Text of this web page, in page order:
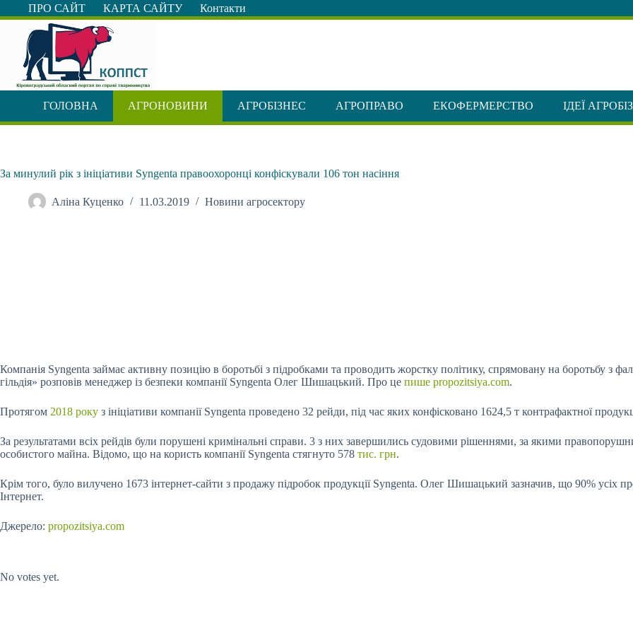
Перейти
до
ПРО САЙТ КАРТА САЙТУ Контакти
ГОЛОВНА АГРОНОВИНИ АГРОБІЗНЕС АГРОПРАВО ЕКОФЕРМЕРСТВО ІДЕЇ
За минулий рік з ініціативи Syngenta правоохоронці конфіскували 106 тон насіння
Аліна Куценко 11.03.2019 Новини агросектору
Компанія Syngenta займає активну позицію в боротьбі з підробками та проводить жорстку політику, спрямовану на боротьбу з
гільдія» розповів менеджер із безпеки компанії Syngenta Олег Шишацький. Про це пише propozitsiya.com.
Протягом 2018 року з ініціативи компанії Syngenta проведено 32 рейди, під час яких конфісковано 1624,5 т контрафактної
За результатами всіх рейдів були порушені кримінальні справи. 3 з них завершились судовими рішеннями, за якими
особистого майна. Відомо, що на користь компанії Syngenta стягнуто 578 тис. грн.
Крім того, було вилучено 1673 інтернет-сайти з продажу підробок продукції Syngenta. Олег Шишацький зазначив, що 90% усіх
Інтернет.
Джерело: propozitsiya.com
No votes yet.